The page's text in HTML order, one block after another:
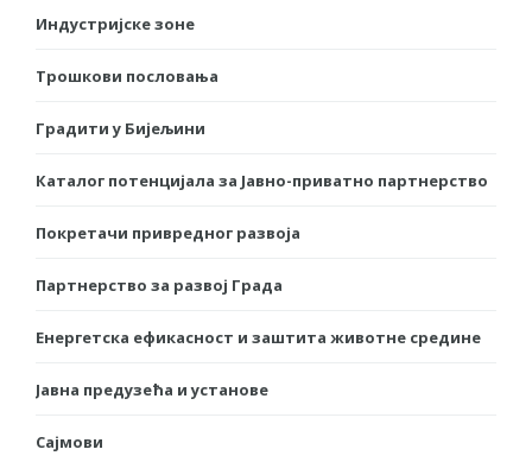
Индустријске зоне
Трошкови пословања
Градити у Бијељини
Каталог потенцијала за Јавно-приватно партнерство
Покретачи привредног развоја
Партнерство за развој Града
Енергетска ефикасност и заштита животне средине
Јавна предузећа и установе
Сајмови